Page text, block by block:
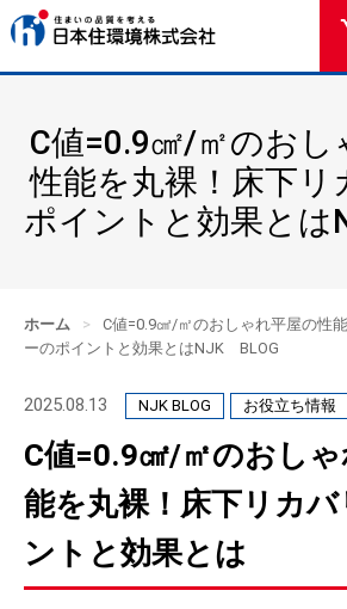
C値=0.9㎠/㎡のおし
性能を丸裸！床下リ
ポイントと効果と
ホーム >
C値=0.9㎠/㎡のおしゃれ平屋の性
ーのポイントと効果とはNJK BLOG
2025.08.13 NJK BLOG お役立ち情報
C値=0.9㎠/㎡のおし
能を丸裸！床下リカバ
ントと効果とは